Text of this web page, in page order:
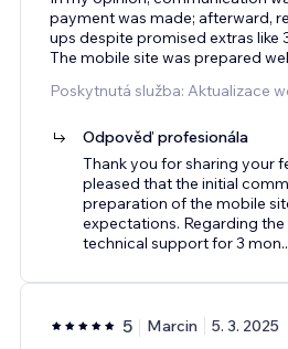
payment was made; afterward,
ups despite promised extras like
The mobile site was prepared
Poskytnutá služba: Aktualizace
Odpověď profesionála
Thank you for sharing your
pleased that the initial
preparation of the mobile
expectations. Regarding
technical support for 3 mon
5 Marcin 5. 3. 2025